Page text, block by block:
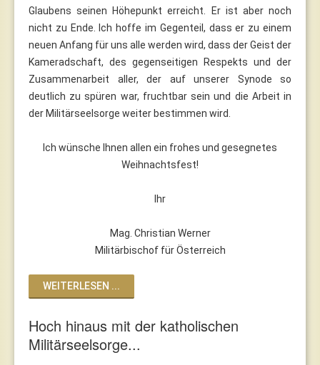
Glaubens seinen Höhepunkt erreicht. Er ist aber noch
nicht zu Ende. Ich hoffe im Gegenteil, dass er zu einem
neuen Anfang für uns alle werden wird, dass der Geist der
Kameradschaft, des gegenseitigen Respekts und der
Zusammenarbeit aller, der auf unserer Synode so
deutlich zu spüren war, fruchtbar sein und die Arbeit in
der Militärseelsorge weiter bestimmen wird.
Ich wünsche Ihnen allen ein frohes und gesegnetes
Weihnachtsfest!
Ihr
Mag. Christian Werner
Militärbischof für Österreich
WEITERLESEN ...
Hoch hinaus mit der katholischen
Militärseelsorge...